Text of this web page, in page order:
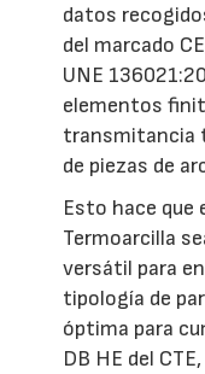
datos
del marcado
UNE
elementos
transmitancia
de piezas de
Esto hace que
Termoarcilla
versátil para
tipología de
óptima para
DB HE del